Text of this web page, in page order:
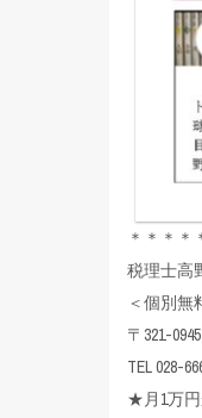
＊＊＊＊
税理士高
＜個別無
〒321-
TEL 028-
★月1万